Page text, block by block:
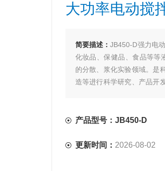
大功率电动搅
简要描述：JB450-D强力电
化妆品、保健品、食品等等
的分散、浆化实验领域。是
造等进行科学研究、产品开
产品型号：JB450-D
更新时间： 2026-08-02